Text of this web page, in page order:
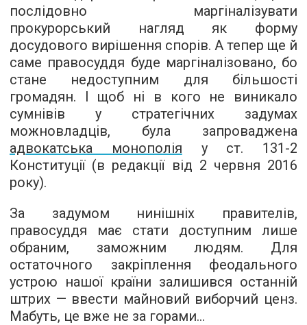
послідовно маргіналізувати
прокурорський нагляд як форму
досудового вирішення спорів. А тепер ще й
саме правосуддя буде маргіналізовано, бо
стане недоступним для більшості
громадян. І щоб ні в кого не виникало
сумнівів у стратегічних задумах
можновладців, була запроваджена
адвокатська монополія у ст. 131-2
Конституції (в редакції від 2 червня 2016
року).
За задумом нинішніх правителів,
правосуддя має стати доступним лише
обраним, заможним людям. Для
остаточного закріплення феодального
устрою нашої країни залишився останній
штрих — ввести майновий виборчий ценз.
Мабуть, це вже не за горами...